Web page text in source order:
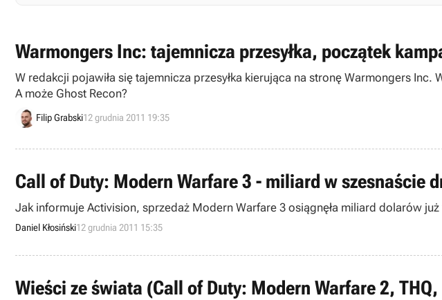
Warmongers Inc: tajemnicza przesyłka, początek
W redakcji pojawiła się tajemnicza przesyłka kierująca na stronę Warmongers
A może Ghost Recon?
Filip Grabski12 grudnia 2011 19:35
Call of Duty: Modern Warfare 3 - miliard w szesnaście
Jak informuje Activision, sprzedaż Modern Warfare 3 osiągnęła miliard dolarów
Daniel Kłosiński12 grudnia 2011 15:35
Wieści ze świata (Call of Duty: Modern Warfare 2,